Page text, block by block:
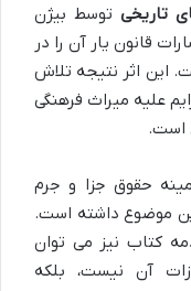
تاریخی توسط بیژن
قانون یار آن را در
است. این اثر نتیجه تلاش
علیه میراث فرهنگی
است.
حقوق جزا و جرم
موضوع داشته است.
کتاب نیز می توان
آن نیست، بلکه